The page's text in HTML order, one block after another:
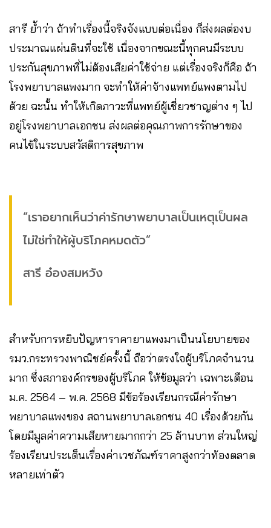
สารี ย้ำว่า ถ้าทำเรื่องนี้จริงจังแบบต่อเนื่อง ก็ส่งผลต่องบ
ประมาณแผ่นดินที่จะใช้ เนื่องจากขณะนี้ทุกคนมีระบบ
ประกันสุขภาพที่ไม่ต้องเสียค่าใช้จ่าย แต่เรื่องจริงก็คือ ถ้า
โรงพยาบาลแพงมาก จะทำให้ค่าจ้างแพทย์แพงตามไป
ด้วย ฉะนั้น ทำให้เกิดภาวะที่แพทย์ผู้เชี่ยวชาญต่าง ๆ ไป
อยู่โรงพยาบาลเอกชน ส่งผลต่อคุณภาพการรักษาของ
คนไข้ในระบบสวัสดิการสุขภาพ
“เราอยากเห็นว่าค่ารักษาพยาบาลเป็นเหตุเป็นผล
ไม่ใช่ทำให้ผู้บริโภคหมดตัว”
สารี อ๋องสมหวัง
สำหรับการหยิบปัญหาราคายาแพงมาเป็นนโยบายของ
รมว.กระทรวงพาณิชย์ครั้งนี้ ถือว่าตรงใจผู้บริโภคจำนวน
มาก ซึ่งสภาองค์กรของผู้บริโภค ให้ข้อมูลว่า เฉพาะเดือน
ม.ค. 2564 – พ.ค. 2568 มีข้อร้องเรียนกรณีค่ารักษา
พยาบาลแพงของ สถานพยาบาลเอกชน 40 เรื่องด้วยกัน
โดยมีมูลค่าความเสียหายมากกว่า 25 ล้านบาท ส่วนใหญ่
ร้องเรียนประเด็นเรื่องค่าเวชภัณฑ์ราคาสูงกว่าท้องตลาด
หลายเท่าตัว